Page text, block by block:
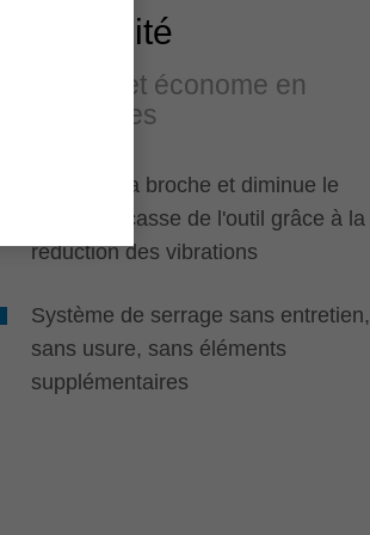
Durabilité
Durable et économe en
ressources
Préserve la broche et diminue le
risque de casse de l'outil grâce à la
réduction des vibrations
Système de serrage sans entretien,
sans usure, sans éléments
supplémentaires